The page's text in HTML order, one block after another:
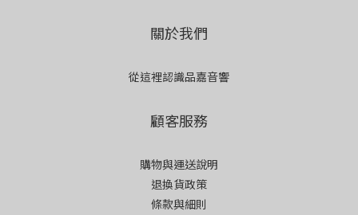
關於我們
從這裡認識品嘉音響
顧客服務
購物與運送說明
退換貨政策
條款與細則